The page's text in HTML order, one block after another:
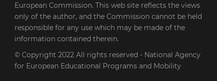
European Commission. This web site reflects the views
only of the author, and the Commission cannot be held
responsible for any use which may be made of the
information contained therein.
© Copyright 2022 All rights reserved - National Agency
for European Educational Programs and Mobility